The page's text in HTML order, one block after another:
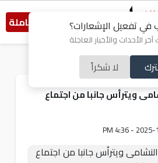
في تفعيل الإشعارات؟
الأحداث والأخبار العاجلة
لا شكراً
النسخة الكاملة
ويترأس جانبا من اجتماع